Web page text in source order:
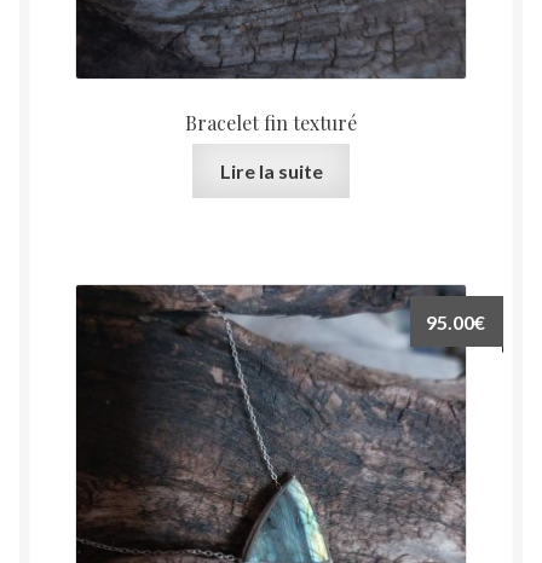
Bracelet fin texturé
Lire la suite
95.00€